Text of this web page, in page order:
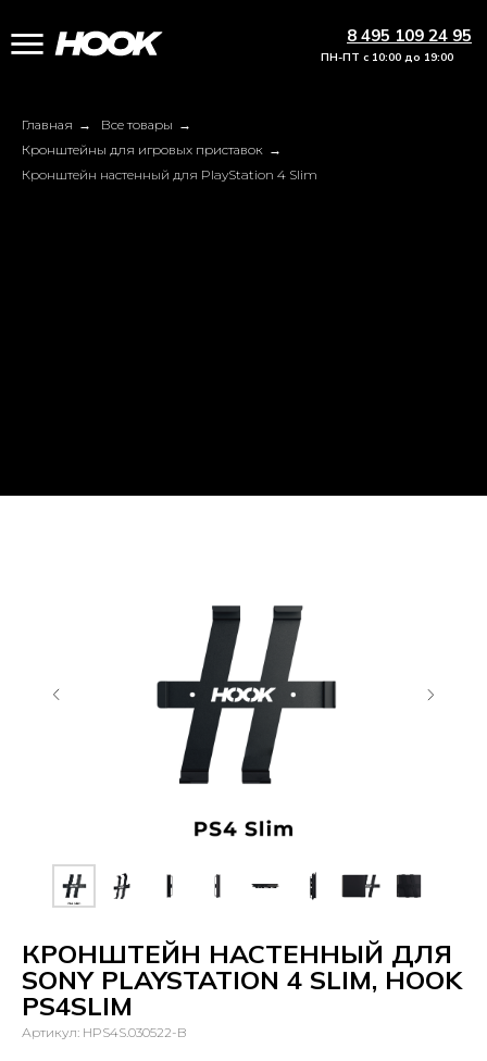
8 495 109 24 95
ПН-ПТ с 10:00 до 19:00
Главная → Все товары →
Кронштейны для игровых приставок →
Кронштейн настенный для PlayStation 4 Slim
КРОНШТЕЙН НАСТЕННЫЙ ДЛЯ
SONY PLAYSTATION 4 SLIM, HOOK
PS4SLIM
Артикул: HPS4S.030522-B